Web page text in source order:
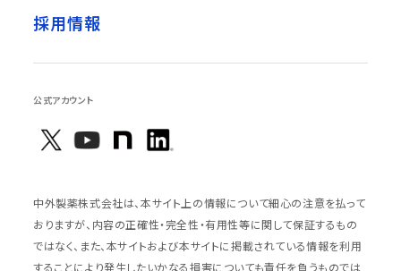
採用情報
公式アカウント
中外製薬株式会社は、本サイト上の情報について細心の注意を払って
おりますが、内容の正確性・完全性・有用性等に関して保証するもの
ではなく、また、本サイトおよび本サイトに掲載されている情報を利用
することにより発生したいかなる損害についても責任を負うものでは